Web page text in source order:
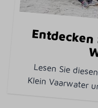
Lesen Sie diesen Blog vom